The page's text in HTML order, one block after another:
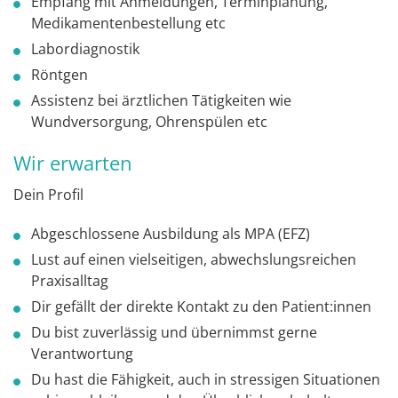
Medikamentenbestellung etc
Labordiagnostik
Röntgen
Assistenz bei ärztlichen Tätigkeiten wie
Wundversorgung, Ohrenspülen etc
Wir erwarten
Dein Profil
Abgeschlossene Ausbildung als MPA (EFZ)
Lust auf einen vielseitigen, abwechslungsreichen
Praxisalltag
Dir gefällt der direkte Kontakt zu den Patient:innen
Du bist zuverlässig und übernimmst gerne
Verantwortung
Du hast die Fähigkeit, auch in stressigen Situationen